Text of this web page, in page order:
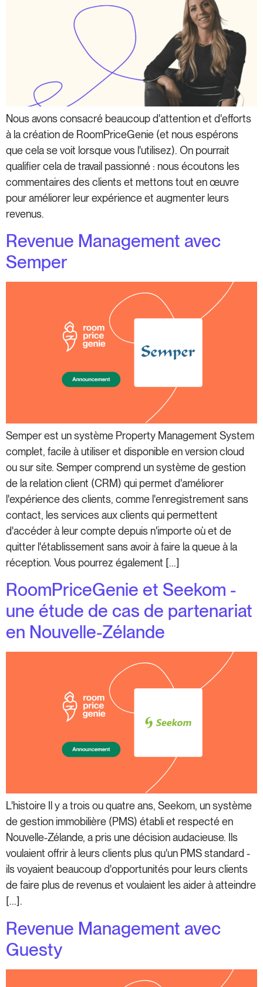
Nous avons consacré beaucoup d'attention et d'efforts
à la création de RoomPriceGenie (et nous espérons
que cela se voit lorsque vous l'utilisez). On pourrait
qualifier cela de travail passionné : nous écoutons les
commentaires des clients et mettons tout en œuvre
pour améliorer leur expérience et augmenter leurs
revenus.
Revenue Management avec
Semper
Semper est un système Property Management System
complet, facile à utiliser et disponible en version cloud
ou sur site. Semper comprend un système de gestion
de la relation client (CRM) qui permet d'améliorer
l'expérience des clients, comme l'enregistrement sans
contact, les services aux clients qui permettent
d'accéder à leur compte depuis n'importe où et de
quitter l'établissement sans avoir à faire la queue à la
réception. Vous pourrez également [...]
RoomPriceGenie et Seekom -
une étude de cas de partenariat
en Nouvelle-Zélande
L'histoire Il y a trois ou quatre ans, Seekom, un système
de gestion immobilière (PMS) établi et respecté en
Nouvelle-Zélande, a pris une décision audacieuse. Ils
voulaient offrir à leurs clients plus qu'un PMS standard -
ils voyaient beaucoup d'opportunités pour leurs clients
de faire plus de revenus et voulaient les aider à atteindre
[...].
Revenue Management avec
Guesty